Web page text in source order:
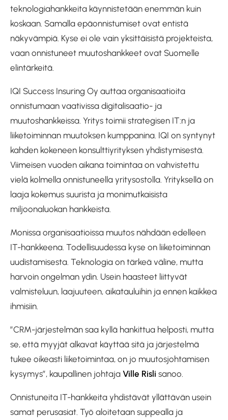
teknologiahankkeita käynnistetään enemmän kuin
koskaan. Samalla epäonnistumiset ovat entistä
näkyvämpiä. Kyse ei ole vain yksittäisistä projekteista,
vaan onnistuneet muutoshankkeet ovat Suomelle
elintärkeitä.
IQI Success Insuring Oy auttaa organisaatioita
onnistumaan vaativissa digitalisaatio- ja
muutoshankkeissa. Yritys toimii strategisen IT:n ja
liiketoiminnan muutoksen kumppanina. IQI on syntynyt
kahden kokeneen konsulttiyrityksen yhdistymisestä.
Viimeisen vuoden aikana toimintaa on vahvistettu
vielä kolmella onnistuneella yritysostolla. Yrityksellä on
laaja kokemus suurista ja monimutkaisista
miljoonaluokan hankkeista.
Monissa organisaatioissa muutos nähdään edelleen
IT-hankkeena. Todellisuudessa kyse on liiketoiminnan
uudistamisesta. Teknologia on tärkeä väline, mutta
harvoin ongelman ydin. Usein haasteet liittyvät
valmisteluun, laajuuteen, aikatauluihin ja ennen kaikkea
ihmisiin.
”CRM-järjestelmän saa kyllä hankittua helposti, mutta
se, että myyjät alkavat käyttää sitä ja järjestelmä
tukee oikeasti liiketoimintaa, on jo muutosjohtamisen
kysymys”, kaupallinen johtaja Ville Risli sanoo.
Onnistuneita IT-hankkeita yhdistävät yllättävän usein
samat perusasiat. Työ aloitetaan suppealla ja